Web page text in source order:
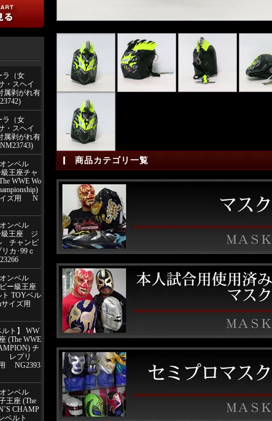
ラ（女
・スヘイ
属剥がれ有
ラ（女
・スヘイ
属剥がれ有
ンベル
王座チャ
WWE Wo
イズ用 N
ンベル
級王座 ジ
チャンピ
カ･99ｃ
ンベル
ー級王座
TOYベル
サイズ用
ルト】 WW
(The WWE
チ
レプリ
用 NG2393
ンベル
王座 (The
CHAMP
ベルト
商品カテゴリ一覧